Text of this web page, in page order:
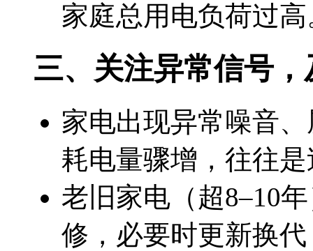
家庭总用电负荷过高
三、关注异常信号，
家电出现异常噪音
耗电量骤增，往往
老旧家电（超8–10
修，必要时更新换代